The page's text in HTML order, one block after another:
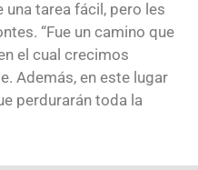
tarea fácil, pero les
“Fue un camino que
el cual crecimos
Además, en este lugar
perdurarán toda la